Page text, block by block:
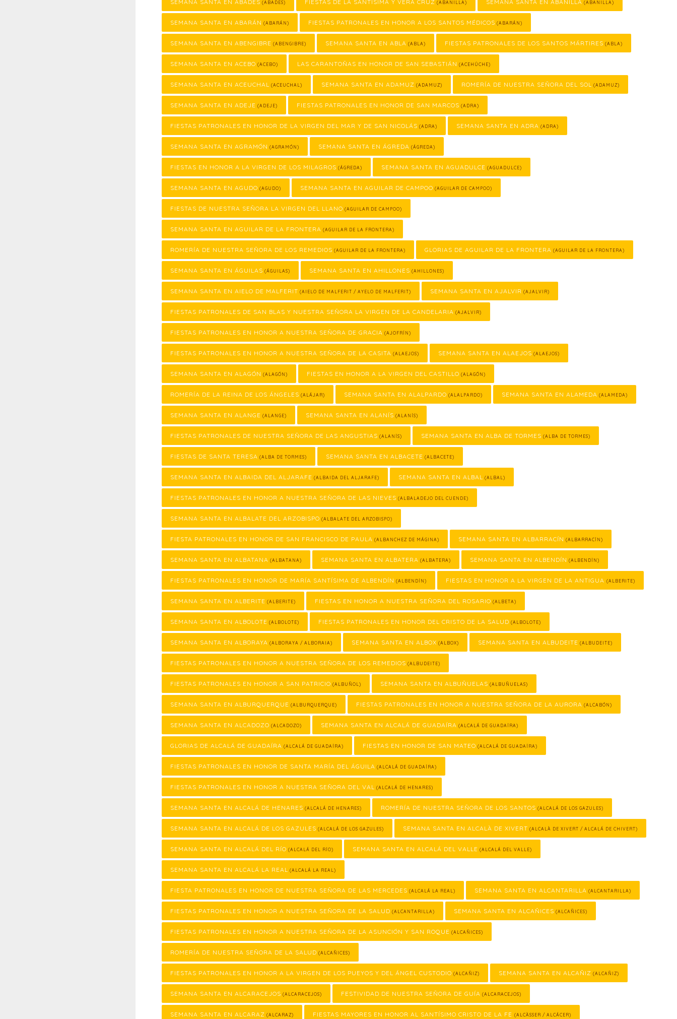
SEMANA SANTA EN ABADES (ABADES) FIESTAS DE LA SANTÍSIMA Y VERA CRUZ (ABANILLA) SEMANA SANTA EN ABANILLA (ABANILLA)
SEMANA SANTA EN ABARÁN (ABARÁN) FIESTAS PATRONALES EN HONOR A LOS SANTOS MÉDICOS (ABARÁN)
SEMANA SANTA EN ABENGIBRE (ABENGIBRE) SEMANA SANTA EN ABLA (ABLA) FIESTAS PATRONALES DE LOS SANTOS MÁRTIRES (ABLA)
SEMANA SANTA EN ACEBO (ACEBO) LAS CARANTOÑAS EN HONOR DE SAN SEBASTIÁN (ACEHÚCHE)
SEMANA SANTA EN ACEUCHAL (ACEUCHAL) SEMANA SANTA EN ADAMUZ (ADAMUZ) ROMERÍA DE NUESTRA SEÑORA DEL SOL (ADAMUZ)
SEMANA SANTA EN ADEJE (ADEJE) FIESTAS PATRONALES EN HONOR DE SAN MARCOS (ADRA)
FIESTAS PATRONALES EN HONOR DE LA VIRGEN DEL MAR Y DE SAN NICOLÁS (ADRA) SEMANA SANTA EN ADRA (ADRA)
SEMANA SANTA EN AGRAMÓN (AGRAMÓN) SEMANA SANTA EN ÁGREDA (ÁGREDA)
FIESTAS EN HONOR A LA VIRGEN DE LOS MILAGROS (ÁGREDA) SEMANA SANTA EN AGUADULCE (AGUADULCE)
SEMANA SANTA EN AGUDO (AGUDO) SEMANA SANTA EN AGUILAR DE CAMPOO (AGUILAR DE CAMPOO)
FIESTAS DE NUESTRA SEÑORA LA VIRGEN DEL LLANO (AGUILAR DE CAMPOO)
SEMANA SANTA EN AGUILAR DE LA FRONTERA (AGUILAR DE LA FRONTERA)
ROMERÍA DE NUESTRA SEÑORA DE LOS REMEDIOS (AGUILAR DE LA FRONTERA) GLORIAS DE AGUILAR DE LA FRONTERA (AGUILAR DE LA FRONTERA)
SEMANA SANTA EN ÁGUILAS (ÁGUILAS) SEMANA SANTA EN AHILLONES (AHILLONES)
SEMANA SANTA EN AIELO DE MALFERIT (AIELO DE MALFERIT / AYELO DE MALFERIT) SEMANA SANTA EN AJALVIR (AJALVIR)
FIESTAS PATRONALES DE SAN BLAS Y NUESTRA SEÑORA LA VIRGEN DE LA CANDELARIA (AJALVIR)
FIESTAS PATRONALES EN HONOR A NUESTRA SEÑORA DE GRACIA (AJOFRÍN)
FIESTAS PATRONALES EN HONOR A NUESTRA SEÑORA DE LA CASITA (ALAEJOS) SEMANA SANTA EN ALAEJOS (ALAEJOS)
SEMANA SANTA EN ALAGÓN (ALAGÓN) FIESTAS EN HONOR A LA VIRGEN DEL CASTILLO (ALAGÓN)
ROMERÍA DE LA REINA DE LOS ÁNGELES (ALÁJAR) SEMANA SANTA EN ALALPARDO (ALALPARDO) SEMANA SANTA EN ALAMEDA (ALAMEDA)
SEMANA SANTA EN ALANGE (ALANGE) SEMANA SANTA EN ALANÍS (ALANÍS)
FIESTAS PATRONALES DE NUESTRA SEÑORA DE LAS ANGUSTIAS (ALANÍS) SEMANA SANTA EN ALBA DE TORMES (ALBA DE TORMES)
FIESTAS DE SANTA TERESA (ALBA DE TORMES) SEMANA SANTA EN ALBACETE (ALBACETE)
SEMANA SANTA EN ALBAIDA DEL ALJARAFE (ALBAIDA DEL ALJARAFE) SEMANA SANTA EN ALBAL (ALBAL)
FIESTAS PATRONALES EN HONOR A NUESTRA SEÑORA DE LAS NIEVES (ALBALADEJO DEL CUENDE)
SEMANA SANTA EN ALBALATE DEL ARZOBISPO (ALBALATE DEL ARZOBISPO)
FIESTA PATRONALES EN HONOR DE SAN FRANCISCO DE PAULA (ALBANCHEZ DE MÁGINA) SEMANA SANTA EN ALBARRACÍN (ALBARRACÍN)
SEMANA SANTA EN ALBATANA (ALBATANA) SEMANA SANTA EN ALBATERA (ALBATERA) SEMANA SANTA EN ALBENDÍN (ALBENDÍN)
FIESTAS PATRONALES EN HONOR DE MARÍA SANTÍSIMA DE ALBENDÍN (ALBENDÍN) FIESTAS EN HONOR A LA VIRGEN DE LA ANTIGUA(ALBERITE)
SEMANA SANTA EN ALBERITE (ALBERITE) FIESTAS EN HONOR A NUESTRA SEÑORA DEL ROSARIO (ALBETA)
SEMANA SANTA EN ALBOLOTE (ALBOLOTE) FIESTAS PATRONALES EN HONOR DEL CRISTO DE LA SALUD (ALBOLOTE)
SEMANA SANTA EN ALBORAYA (ALBORAYA / ALBORAIA) SEMANA SANTA EN ALBOX (ALBOX) SEMANA SANTA EN ALBUDEITE (ALBUDEITE)
FIESTAS PATRONALES EN HONOR A NUESTRA SEÑORA DE LOS REMEDIOS (ALBUDEITE)
FIESTAS PATRONALES EN HONOR A SAN PATRICIO (ALBUÑOL) SEMANA SANTA EN ALBUÑUELAS (ALBUÑUELAS)
SEMANA SANTA EN ALBURQUERQUE (ALBURQUERQUE) FIESTAS PATRONALES EN HONOR A NUESTRA SEÑORA DE LA AURORA (ALCABÓN)
SEMANA SANTA EN ALCADOZO (ALCADOZO) SEMANA SANTA EN ALCALÁ DE GUADAÍRA (ALCALÁ DE GUADAÍRA)
GLORIAS DE ALCALÁ DE GUADAÍRA (ALCALÁ DE GUADAÍRA) FIESTAS EN HONOR DE SAN MATEO (ALCALÁ DE GUADAÍRA)
FIESTAS PATRONALES EN HONOR DE SANTA MARÍA DEL ÁGUILA (ALCALÁ DE GUADAÍRA)
FIESTAS PATRONALES EN HONOR A NUESTRA SEÑORA DEL VAL (ALCALÁ DE HENARES)
SEMANA SANTA EN ALCALÁ DE HENARES (ALCALÁ DE HENARES) ROMERÍA DE NUESTRA SEÑORA DE LOS SANTOS (ALCALÁ DE LOS GAZULES)
SEMANA SANTA EN ALCALÁ DE LOS GAZULES (ALCALÁ DE LOS GAZULES) SEMANA SANTA EN ALCALÀ DE XIVERT (ALCALÀ DE XIVERT / ALCALÁ DE CHIVERT)
SEMANA SANTA EN ALCALÁ DEL RÍO (ALCALÁ DEL RÍO) SEMANA SANTA EN ALCALÁ DEL VALLE (ALCALÁ DEL VALLE)
SEMANA SANTA EN ALCALÁ LA REAL (ALCALÁ LA REAL)
FIESTA PATRONALES EN HONOR DE NUESTRA SEÑORA DE LAS MERCEDES (ALCALÁ LA REAL) SEMANA SANTA EN ALCANTARILLA (ALCANTARILLA)
FIESTAS PATRONALES EN HONOR A NUESTRA SEÑORA DE LA SALUD (ALCANTARILLA) SEMANA SANTA EN ALCAÑICES (ALCAÑICES)
FIESTAS PATRONALES EN HONOR A NUESTRA SEÑORA DE LA ASUNCIÓN Y SAN ROQUE (ALCAÑICES)
ROMERÍA DE NUESTRA SEÑORA DE LA SALUD (ALCAÑICES)
FIESTAS PATRONALES EN HONOR A LA VIRGEN DE LOS PUEYOS Y DEL ÁNGEL CUSTODIO (ALCAÑIZ) SEMANA SANTA EN ALCAÑIZ (ALCAÑIZ)
SEMANA SANTA EN ALCARACEJOS (ALCARACEJOS) FESTIVIDAD DE NUESTRA SEÑORA DE GUÍA (ALCARACEJOS)
SEMANA SANTA EN ALCARAZ (ALCARAZ) FIESTAS MAYORES EN HONOR AL SANTÍSIMO CRISTO DE LA FE(ALCÀSSER / ALCÁCER)